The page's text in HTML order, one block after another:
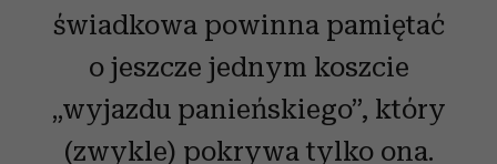
świadkowa powinna pamiętać
o jeszcze jednym koszcie
„wyjazdu panieńskiego”, który
(zwykle) pokrywa tylko ona.